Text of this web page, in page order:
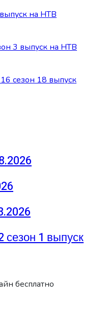
на НТВ
3 выпуск на НТВ
сезон 18 выпуск
1 выпуск
бесплатно